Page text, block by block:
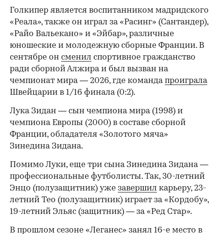
Голкипер является воспитанником мадридского
«Реала», также он играл за «Расинг» (Сантандер),
«Райо Вальекано» и «Эйбар», различные
юношеские и молодежную сборные Франции. В
сентябре он сменил спортивное гражданство
ради сборной Алжира и был вызван на
чемпионат мира — 2026, где командапроиграла
Швейцарии в 1/16 финала (0:2).
Лука Зидан — сын чемпиона мира (1998) и
чемпиона Европы (2000) в составе сборной
Франции, обладателя «Золотого мяча»
Зинедина Зидана.
Помимо Луки, еще три сына Зинедина Зидана —
профессиональные футболисты. Так, 30-летний
Энцо (полузащитник) уже завершил карьеру, 23-
летний Тео (полузащитник) играет за «Кордобу»,
19-летний Эльяс (защитник) — за «Ред Стар».
В прошлом сезоне «Леганес» занял 16-е место в